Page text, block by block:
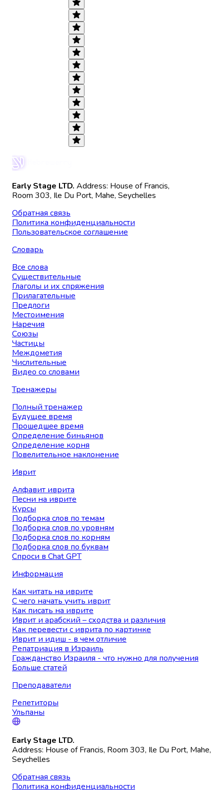
Early Stage LTD. Address: House of Francis,
Room 303, Ile Du Port, Mahe, Seychelles
Обратная связь
Политика конфиденциальности
Пользовательское соглашение
Словарь
Все слова
Существительные
Глаголы и их спряжения
Прилагательные
Предлоги
Местоимения
Наречия
Союзы
Частицы
Междометия
Числительные
Видео со словами
Тренажеры
Полный тренажер
Будущее время
Прошедшее время
Определение биньянов
Определение корня
Повелительное наклонение
Иврит
Алфавит иврита
Песни на иврите
Курсы
Подборка слов по темам
Подборка слов по уровням
Подборка слов по корням
Подборка слов по буквам
Спроси в Chat GPT
Информация
Как читать на иврите
С чего начать учить иврит
Как писать на иврите
Иврит и арабский – сходства и различия
Как перевести с иврита по картинке
Иврит и идиш - в чем отличие
Репатриация в Израиль
Гражданство Израиля - что нужно для получения
Больше статей
Преподаватели
Репетиторы
Ульпаны
Early Stage LTD.
Address: House of Francis, Room 303, Ile Du Port, Mahe,
Seychelles
Обратная связь
Политика конфиденциальности